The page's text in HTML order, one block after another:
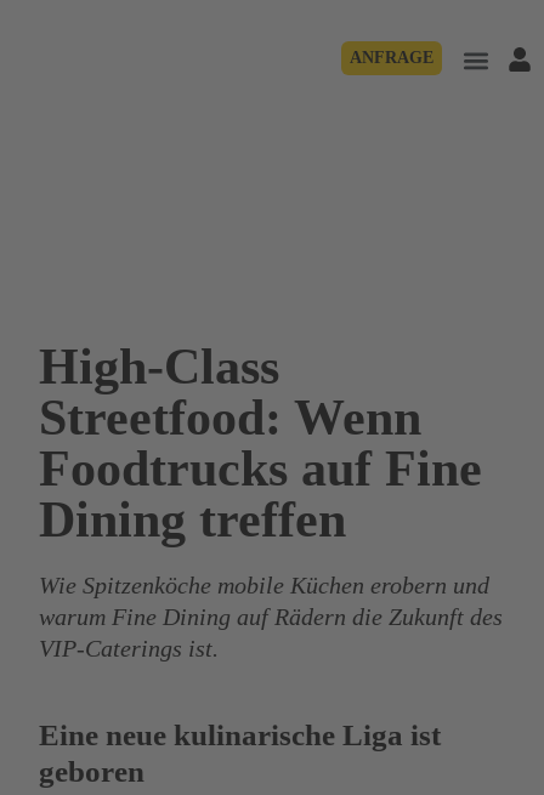
ANFRAGE
High-Class
Streetfood: Wenn
Foodtrucks auf Fine
Dining treffen
Wie Spitzenköche mobile Küchen erobern und
warum Fine Dining auf Rädern die Zukunft des
VIP-Caterings ist.
Eine neue kulinarische Liga ist
geboren